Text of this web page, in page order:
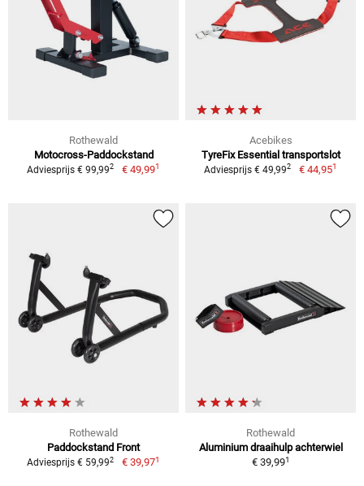
Rothewald
Motocross-Paddockstand
Adviesprijs € 99,992 € 49,991
Acebikes
TyreFix Essential transportslot
Adviesprijs € 49,992 € 44,951
Rothewald
Paddockstand Front
Adviesprijs € 59,992 € 39,971
Rothewald
Aluminium draaihulp achterwiel
€ 39,991